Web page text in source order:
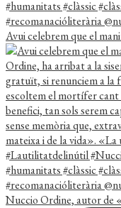
Avui celebrem que el
Nuccio Ordine, autor de